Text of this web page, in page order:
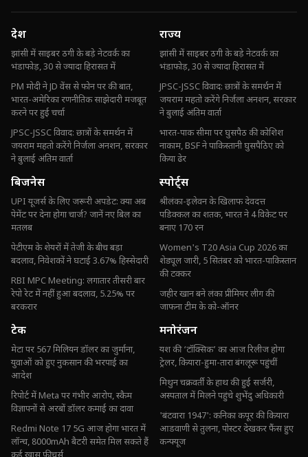
देश
झांसी में साइबर ठगी के बड़े नेटवर्क का
भंडाफोड़, 30 से ज्यादा हिरासत में
PM मोदी ने JD वेंस से फोन पर की बात,
भारत-अमेरिका रणनीतिक साझेदारी मजबूत
करने पर हुई चर्चा
JPSC-JSSC विवाद: छात्रों के समर्थन में
जयराम महतो करेंगे निर्जला अनशन, सरकार
ने बुलाई अंतिम वार्ता
राज्य
झांसी में साइबर ठगी के बड़े नेटवर्क का
भंडाफोड़, 30 से ज्यादा हिरासत में
JPSC-JSSC विवाद: छात्रों के समर्थन में
जयराम महतो करेंगे निर्जला अनशन, सरकार
ने बुलाई अंतिम वार्ता
भारत-पाक सीमा पर घुसपैठ की कोशिश
नाकाम, BSF ने पाकिस्तानी घुसपैठिए को
किया ढेर
बिजनेस
UPI यूजर्स के लिए जरूरी अपडेट: क्या अब
पेमेंट पर देना होगा चार्ज? जानें नए बिल का
मतलब
पेटीएम के शेयरों में तेजी के बीच बड़ा
बदलाव, निवेशकों ने घटाई 3.67% हिस्सेदारी
RBI MPC Meeting: लगातार तीसरी बार
रेपो रेट में नहीं हुआ बदलाव, 5.25% पर
बरकरार
स्पोर्ट्स
श्रीलंका-इलेवन के खिलाफ देवदत्त
पडिक्कल का शतक, भारत ने 4 विकेट पर
बनाए 170 रन
Women's T20 Asia Cup 2026 का
शेड्यूल जारी, 5 सितंबर को भारत-पाकिस्तान
की टक्कर
जहीर खान बने लंका प्रीमियर लीग की
जाफना टीम के को-ऑनर
टेक
मेटा पर 567 मिलियन डॉलर का जुर्माना,
युवाओं को हुए नुकसान की भरपाई का
आदेश
रिपोर्ट में Meta पर गंभीर आरोप, स्कैम
विज्ञापनों से अरबों डॉलर कमाई का दावा
Redmi Note 17 5G आज होगा भारत में
लॉन्च, 8000mAh बैटरी समेत मिल सकते हैं
मनोरंजन
यश की ‘टॉक्सिक’ का आज रिलीज होगा
ट्रेलर, कियारा-हुमा-तारा बंगलूरू पहुंचीं
मिथुन चक्रवर्ती के हाथ की हुई सर्जरी,
अस्पताल में मिलने पहुंचे शुभेंदु अधिकारी
'बंटवारा 1947': कनिका कपूर की कियारा
आडवाणी से तुलना, पोस्टर देखकर फैंस हुए
कन्फ्यूज